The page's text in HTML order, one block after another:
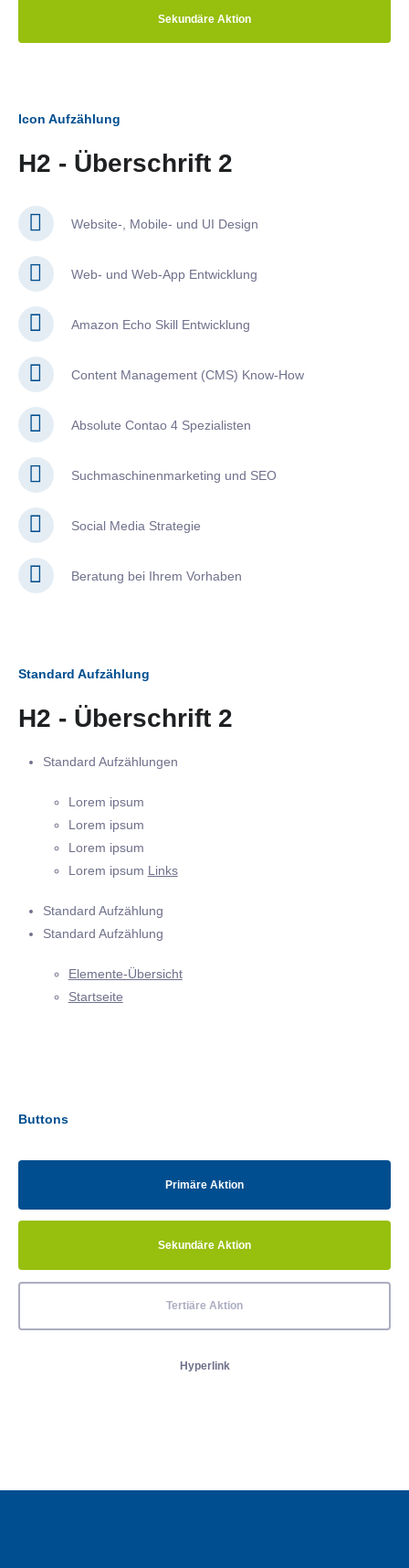
Sekundäre Aktion
Icon Aufzählung
H2 - Überschrift 2
Website-, Mobile- und UI Design
Web- und Web-App Entwicklung
Amazon Echo Skill Entwicklung
Content Management (CMS) Know-How
Absolute Contao 4 Spezialisten
Suchmaschinenmarketing und SEO
Social Media Strategie
Beratung bei Ihrem Vorhaben
Standard Aufzählung
H2 - Überschrift 2
Standard Aufzählungen
Lorem ipsum
Lorem ipsum
Lorem ipsum
Lorem ipsum Links
Standard Aufzählung
Standard Aufzählung
Elemente-Übersicht
Startseite
Buttons
Primäre Aktion
Sekundäre Aktion
Tertiäre Aktion
Hyperlink